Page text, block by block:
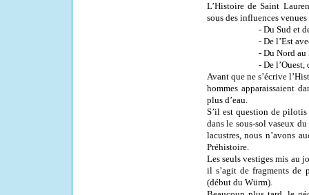
L’Histoire de Saint
sous des influences
- Du Sud et
- De l’Est
- Du Nord
- De
Avant que ne s’écrive
hommes apparaissaient
plus d’eau.
S’il est question de
dans le sous-sol vaseux
lacustres, nous n’avons
Préhistoire.
Les seuls vestiges mis au
il s’agit de fragments de
(début du Würm).